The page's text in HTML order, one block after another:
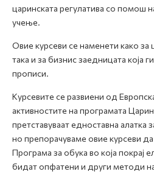
Е-Царина
Е-Весник
царинската регулатива со помош
учење.
Овие курсеви се наменети како
така и за бизнис заедницата која
прописи.
Курсевите се развиени од
активностите на програмата
претставуваат едноставна алатка
но препорачуваме овие курсеви
Програма за обука во која покрај
бидат опфатени и други методи